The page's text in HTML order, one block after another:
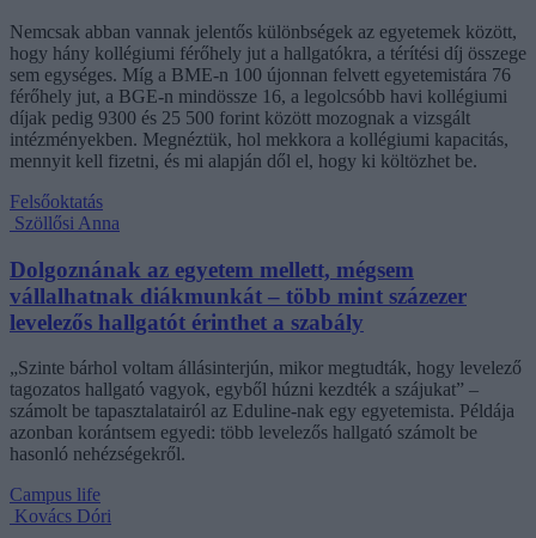
Nemcsak abban vannak jelentős különbségek az egyetemek között,
hogy hány kollégiumi férőhely jut a hallgatókra, a térítési díj összege
sem egységes. Míg a BME-n 100 újonnan felvett egyetemistára 76
férőhely jut, a BGE-n mindössze 16, a legolcsóbb havi kollégiumi
díjak pedig 9300 és 25 500 forint között mozognak a vizsgált
intézményekben. Megnéztük, hol mekkora a kollégiumi kapacitás,
mennyit kell fizetni, és mi alapján dől el, hogy ki költözhet be.
Felsőoktatás
Szöllősi Anna
Dolgoznának az egyetem mellett, mégsem
vállalhatnak diákmunkát – több mint százezer
levelezős hallgatót érinthet a szabály
„Szinte bárhol voltam állásinterjún, mikor megtudták, hogy levelező
tagozatos hallgató vagyok, egyből húzni kezdték a szájukat” –
számolt be tapasztalatairól az Eduline-nak egy egyetemista. Példája
azonban korántsem egyedi: több levelezős hallgató számolt be
hasonló nehézségekről.
Campus life
Kovács Dóri